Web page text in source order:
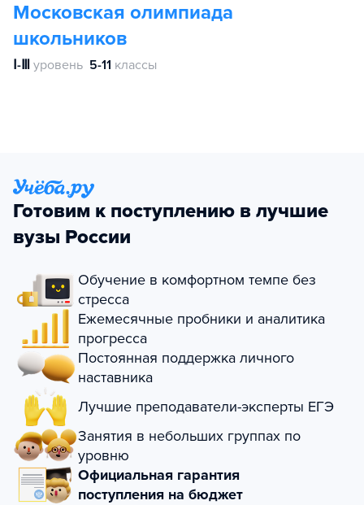
Московская олимпиада
школьников
Ⅰ-Ⅲ уровень 5-11 классы
Готовим к поступлению в лучшие
вузы России
Обучение в комфортном темпе без
стресса
Ежемесячные пробники и аналитика
прогресса
Постоянная поддержка личного
наставника
Лучшие преподаватели-эксперты ЕГЭ
Занятия в небольших группах по
уровню
Официальная гарантия
поступления на бюджет